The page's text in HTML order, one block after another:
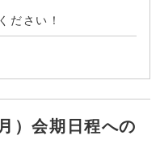
ださい！
）会期日程への